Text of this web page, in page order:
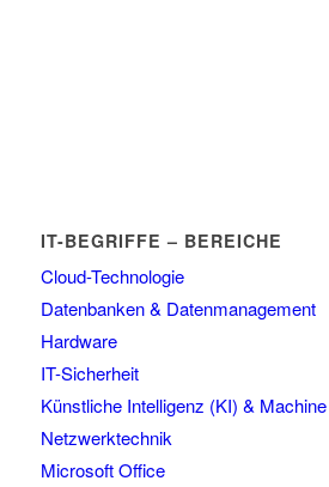
IT-BEGRIFFE – BEREICHE
Cloud-Technologie
Datenbanken & Datenmanagement
Hardware
IT-Sicherheit
Künstliche Intelligenz (KI) &
Netzwerktechnik
Microsoft Office